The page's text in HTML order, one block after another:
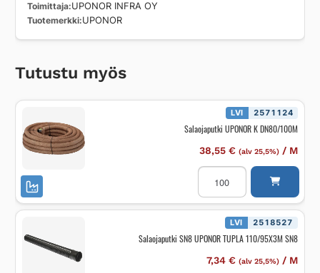
Toimittaja UPONOR INFRA OY
Tuotemerkki UPONOR
Tutustu myös
LVI 2571124
Salaojaputki UPONOR K DN80/100M
38,55 € (alv 25,5%)/ M
Salaojaputki
UPONOR
DN80/100M
määrä
LVI 2518527
Salaojaputki SN8 UPONOR TUPLA 110/95X3M SN8
7,34 € (alv 25,5%)/ M